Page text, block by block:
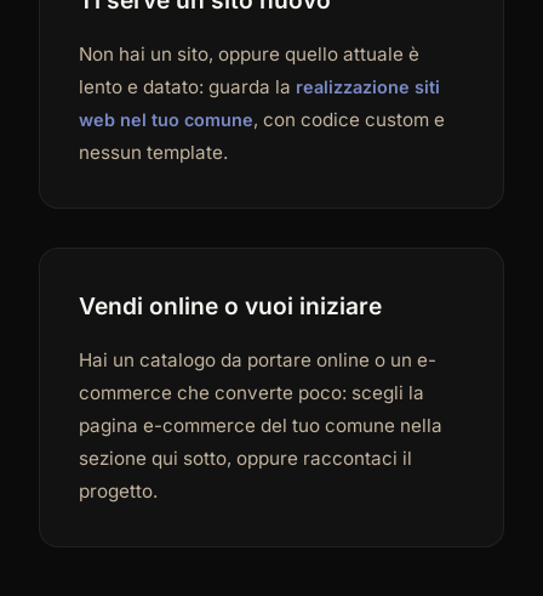
Non hai un sito, oppure quello attuale è
lento e datato: guarda la realizzazione siti
web nel tuo comune, con codice custom e
nessun template.
Vendi online o vuoi iniziare
Hai un catalogo da portare online o un e-
commerce che converte poco: scegli la
pagina e-commerce del tuo comune nella
sezione qui sotto, oppure raccontaci il
progetto.